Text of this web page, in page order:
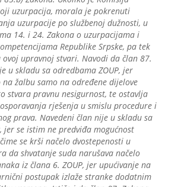
uzurpacija, morala je pokrenuti
uzurpacije po službenoj dužnosti, u
14. i 24. Zakona o uzurpacijama i
Republike Srpske, pa tek
upravnoj stvari. Navodi da član 87.
u skladu sa odredbama ZOUP, jer
žalbu samo na određene dijelove
stvara pravnu nesigurnost, te ostavlja
rješenja u smislu procedure i
prava. Navedeni član nije u skladu sa
jer se istim ne predviđa mogućnost
se krši načelo dvostepenosti u
da shvatanje suda narušava načelo
iz člana 6. ZOUP, jer upućivanje na
postupak izlaže stranke dodatnim